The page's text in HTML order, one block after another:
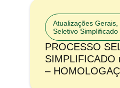
Atualizações Gerais
Seletivo Simplificado
PROCESSO
SIMPLIFICADO
–